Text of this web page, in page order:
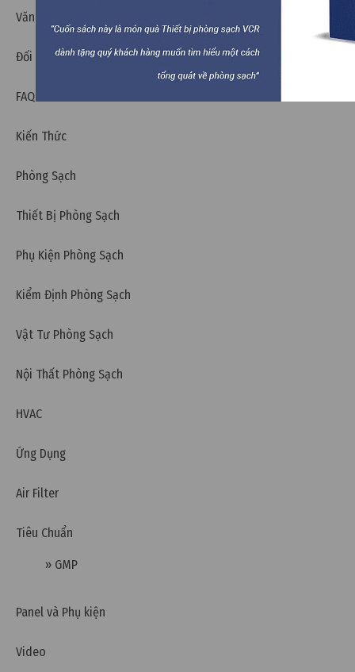
Xử lý nước thải chế biến thực phẩm theo quy chuẩn
Thứ tư, 31/01/2024 | 11:01
40:2011/BTNMT
Văn hóa VCR
Đối tác
FAQ
Kiến Thức
Phòng Sạch
Thiết Bị Phòng Sạch
Phụ Kiện Phòng Sạch
Kiểm Định Phòng Sạch
Vật Tư Phòng Sạch
Nội Thất Phòng Sạch
HVAC
Ứng Dụng
Air Filter
Tiêu Chuẩn
» GMP
Panel và Phụ kiện
Video